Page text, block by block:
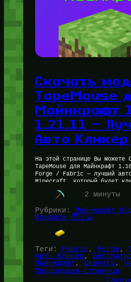
Скачать мод
TapeMouse
Майнкрафт
1.21.11 —
Авто Кликер
На этой странице Вы можете
TapeMouse для Майнкрафт
Forge / Fabric — лучший
Minecraft, который будет
факту не является читом…
2 минуты
Рубрики:
Майнкрафт
Конфиги 🧑🏻‍💻
Теги: Fabric, Forge,
Авто Кликер,
Майнкрафт, Скачать,
Предыдущая страница